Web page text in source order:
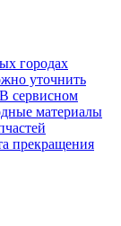
городах
уточнить
сервисном
материалы
прекращения